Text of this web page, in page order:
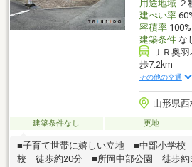
用途地域２
建ぺい率
容積率100%
建築条件な
ＪＲ奥
歩7.2km
その他の交通
山形県
建築条件なし 更地
■子育て世帯に嬉しい立地 ■中部小学
校 徒歩約20分 ■所岡中部公園 徒歩約